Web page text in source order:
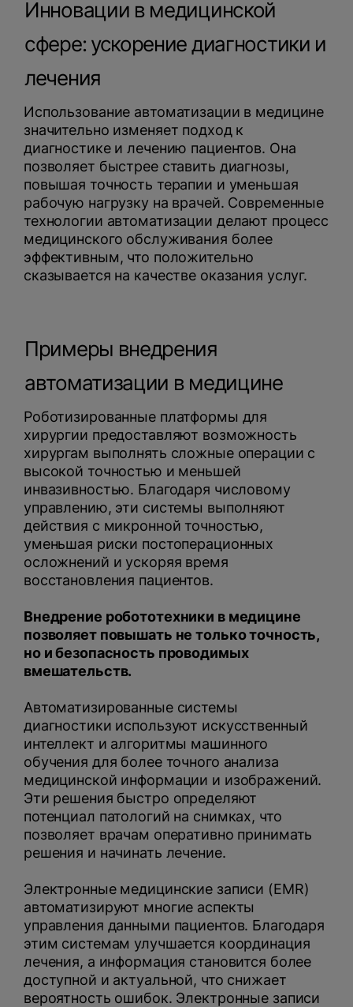
Инновации в медицинской
сфере: ускорение диагностики и
лечения
Использование автоматизации в медицине
значительно изменяет подход к
диагностике и лечению пациентов. Она
позволяет быстрее ставить диагнозы,
повышая точность терапии и уменьшая
рабочую нагрузку на врачей. Современные
технологии автоматизации делают процесс
медицинского обслуживания более
эффективным, что положительно
сказывается на качестве оказания услуг.
Примеры внедрения
автоматизации в медицине
Роботизированные платформы для
хирургии предоставляют возможность
хирургам выполнять сложные операции с
высокой точностью и меньшей
инвазивностью. Благодаря числовому
управлению, эти системы выполняют
действия с микронной точностью,
уменьшая риски постоперационных
осложнений и ускоряя время
восстановления пациентов.
Внедрение робототехники в медицине
позволяет повышать не только точность,
но и безопасность проводимых
вмешательств.
Автоматизированные системы
диагностики используют искусственный
интеллект и алгоритмы машинного
обучения для более точного анализа
медицинской информации и изображений.
Эти решения быстро определяют
потенциал патологий на снимках, что
позволяет врачам оперативно принимать
решения и начинать лечение.
Электронные медицинские записи (EMR)
автоматизируют многие аспекты
управления данными пациентов. Благодаря
этим системам улучшается координация
лечения, а информация становится более
доступной и актуальной, что снижает
вероятность ошибок. Электронные записи